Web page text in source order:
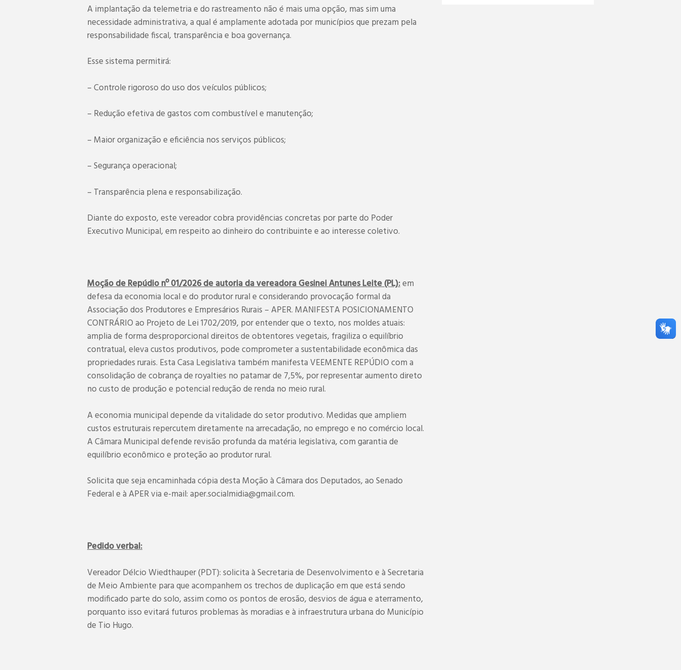
A implantação da telemetria e do rastreamento não é mais uma opção, mas sim uma
necessidade administrativa, a qual é amplamente adotada por municípios que prezam pela
responsabilidade fiscal, transparência e boa governança.
Esse sistema permitirá:
– Controle rigoroso do uso dos veículos públicos;
– Redução efetiva de gastos com combustível e manutenção;
– Maior organização e eficiência nos serviços públicos;
– Segurança operacional;
– Transparência plena e responsabilização.
Diante do exposto, este vereador cobra providências concretas por parte do Poder
Executivo Municipal, em respeito ao dinheiro do contribuinte e ao interesse coletivo.
Moção de Repúdio nº 01/2026 de autoria da vereadora Gesinei Antunes Leite (PL):em
defesa da economia local e do produtor rural e considerando provocação formal da
Associação dos Produtores e Empresários Rurais – APER. MANIFESTA POSICIONAMENTO
CONTRÁRIO ao Projeto de Lei 1702/2019, por entender que o texto, nos moldes atuais:
amplia de forma desproporcional direitos de obtentores vegetais, fragiliza o equilíbrio
contratual, eleva custos produtivos, pode comprometer a sustentabilidade econômica das
propriedades rurais. Esta Casa Legislativa também manifesta VEEMENTE REPÚDIO com a
consolidação de cobrança de royalties no patamar de 7,5%, por representar aumento direto
no custo de produção e potencial redução de renda no meio rural.
A economia municipal depende da vitalidade do setor produtivo. Medidas que ampliem
custos estruturais repercutem diretamente na arrecadação, no emprego e no comércio local.
A Câmara Municipal defende revisão profunda da matéria legislativa, com garantia de
equilíbrio econômico e proteção ao produtor rural.
Solicita que seja encaminhada cópia desta Moção à Câmara dos Deputados, ao Senado
Federal e à APER via e-mail: aper.socialmidia@gmail.com.
Pedido verbal:
Vereador Délcio Wiedthauper (PDT): solicita à Secretaria de Desenvolvimento e à Secretaria
de Meio Ambiente para que acompanhem os trechos de duplicação em que está sendo
modificado parte do solo, assim como os pontos de erosão, desvios de água e aterramento,
porquanto isso evitará futuros problemas às moradias e à infraestrutura urbana do Município
de Tio Hugo.